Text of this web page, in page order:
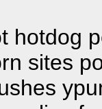
hotdog
sites